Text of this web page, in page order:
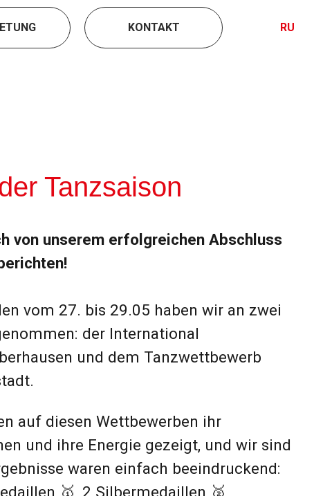
KONTAKT RU
Abschluss
wir an zwei
ihr
und wir sind
beeindruckend:
"Rebellion"
und Hingabe